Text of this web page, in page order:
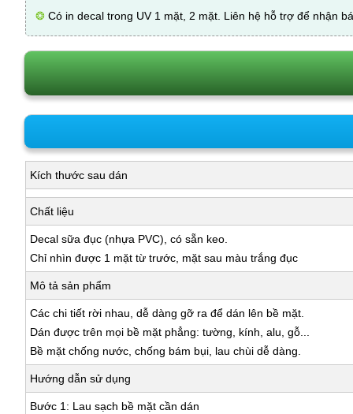
❂ Có in decal trong UV 1 mặt, 2 mặt. Liên hệ hỗ trợ để nhận
Kích thước sau dán
Chất liệu
Decal sữa đục (nhựa PVC), có sẵn keo.
Chỉ nhìn được 1 mặt từ trước, mặt sau màu trắng đục
Mô tả sản phẩm
Các chi tiết rời nhau, dễ dàng gỡ ra để dán lên bề mặt.
Dán được trên mọi bề mặt phẳng: tường, kính, alu, gỗ...
Bề mặt chống nước, chống bám bụi, lau chùi dễ dàng.
Hướng dẫn sử dụng
Bước 1: Lau sạch bề mặt cần dán